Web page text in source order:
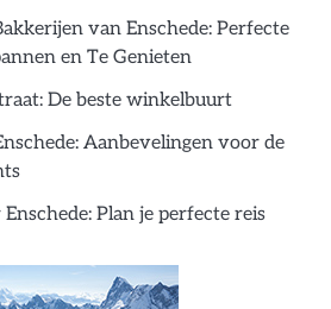
van Enschede: Perfecte
en Te Genieten
De beste winkelbuurt
Aanbevelingen voor de
Plan je perfecte reis